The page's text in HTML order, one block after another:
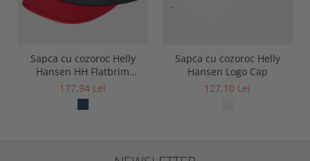
Sapca cu cozoroc Helly
Hansen HH Flatbrim
Trucker Cap
177,94 Lei
Sapca cu cozoroc Helly
Hansen Logo Cap
127,10 Lei